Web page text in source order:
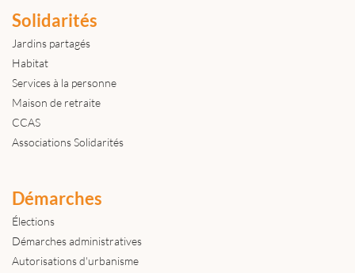
Solidarités
Jardins partagés
Habitat
Services à la personne
Maison de retraite
CCAS
Associations Solidarités
Démarches
Élections
Démarches administratives
Autorisations d'urbanisme